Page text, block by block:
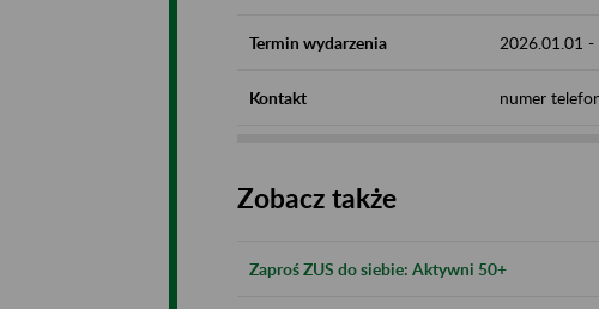
Termin wydarzenia 2026.01.01 -
Kontakt numer
Zobacz także
Zaproś ZUS do siebie: Aktywni 50+